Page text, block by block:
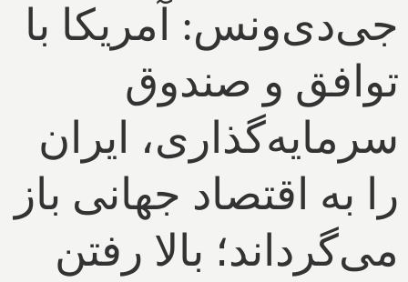
جی‌دی‌ونس: آمریکا با
توافق و صندوق
سرمایه‌گذاری، ایران
را به اقتصاد جهانی باز
می‌گرداند؛ بالا رفتن